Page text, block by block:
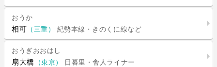
おうか
相可 （三重） 紀勢本線・きのくに線など
おうぎおおはし
扇大橋 （東京） 日暮里・舎人ライナー